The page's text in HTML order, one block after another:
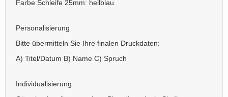
Farbe Schleife 25mm: hellblau
Personalisierung
Bitte übermitteln Sie Ihre finalen Druckdaten:
A) Titel/Datum B) Name C) Spruch
Individualisierung